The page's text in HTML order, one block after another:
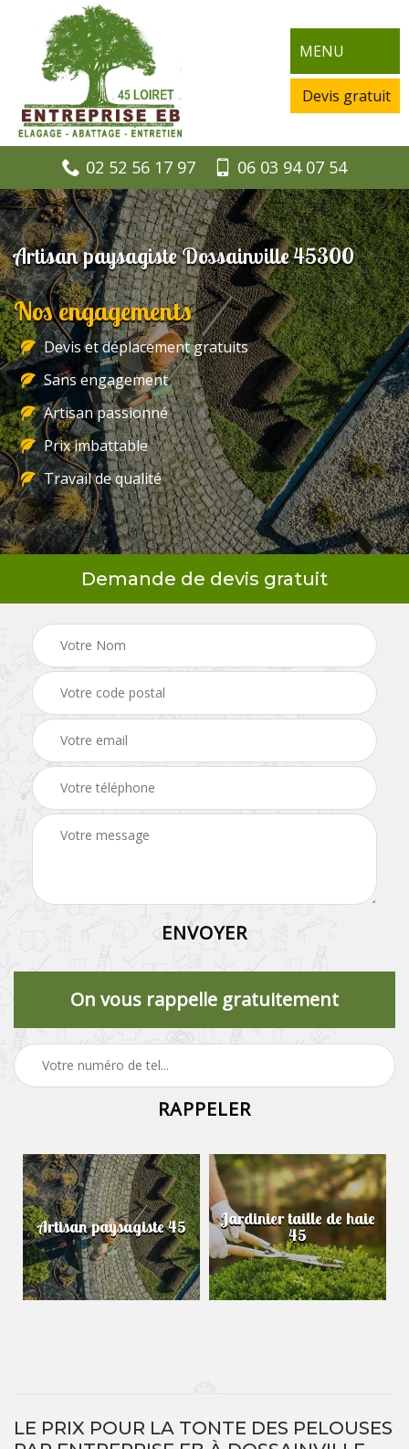
MENU
Devis gratuit
02 52 56 17 97 06 03 94 07 54
Artisan paysagiste Dossainville 45300
Nos engagements
Devis et déplacement gratuits
Sans engagement
Artisan passionné
Prix imbattable
Travail de qualité
Demande de devis gratuit
On vous rappelle gratuitement
Artisan paysagiste 45 Jardinier taille de haie
45
LE PRIX POUR LA TONTE DES PELOUSES